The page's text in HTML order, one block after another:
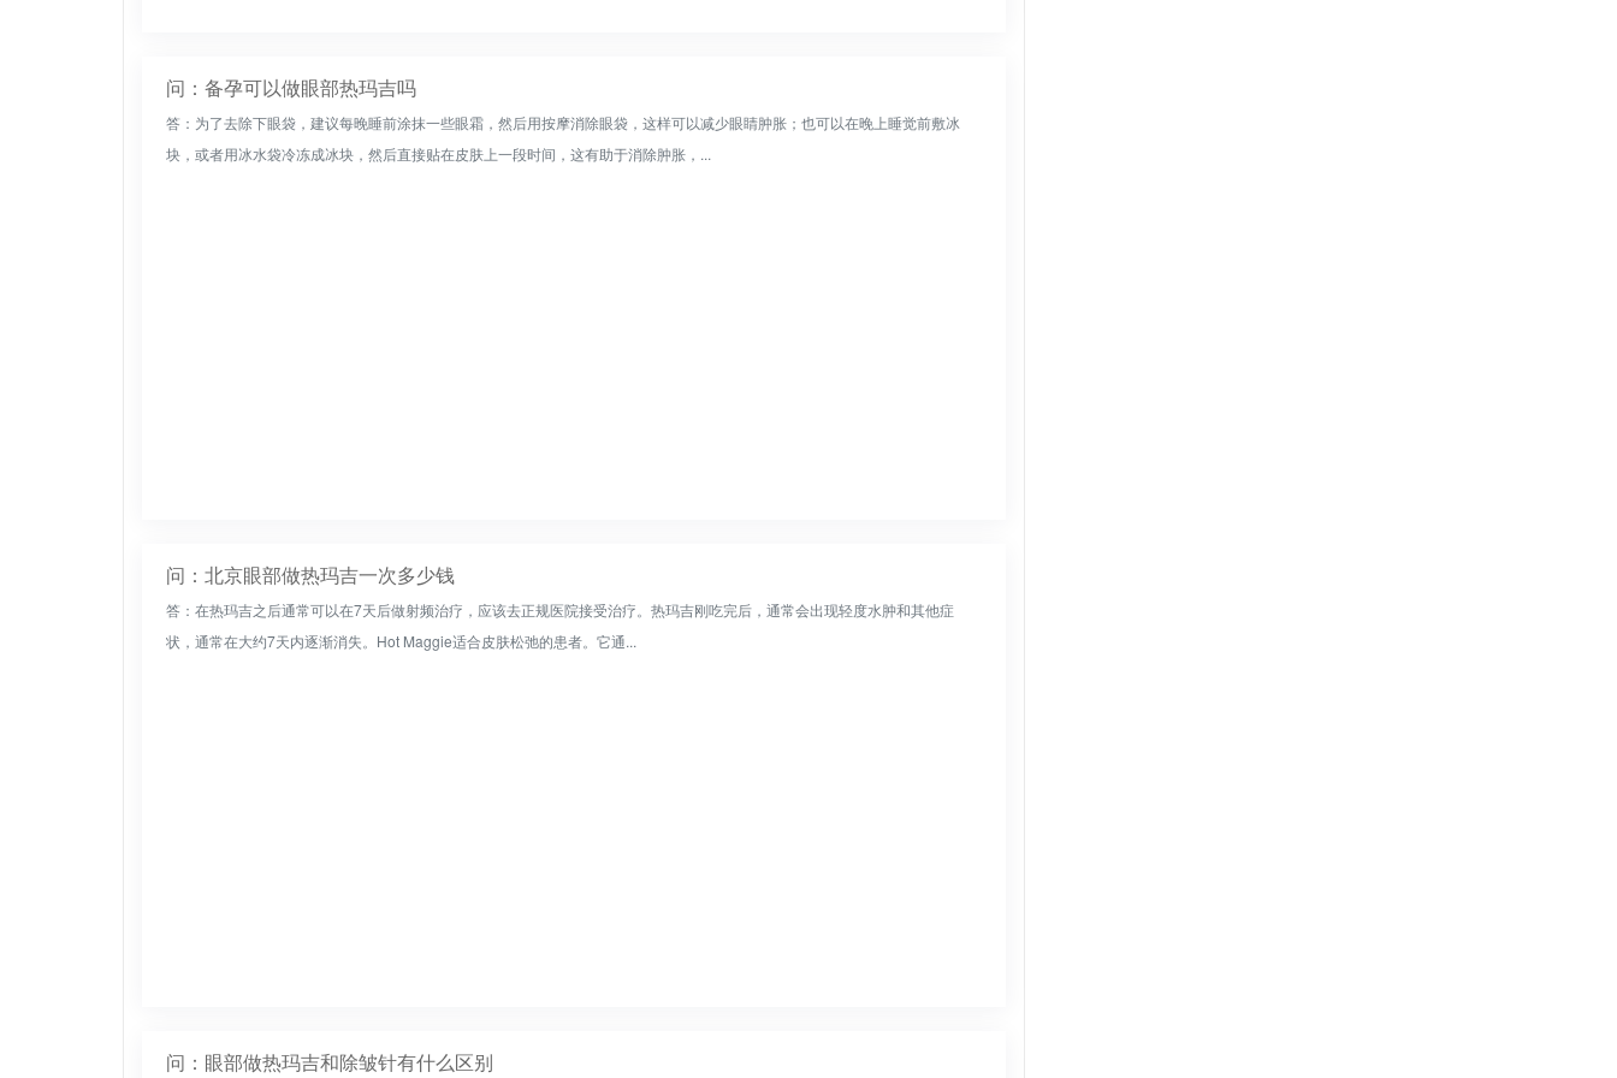
问：备孕可以做眼部热玛吉吗
答：为了去除下眼袋，建议每晚睡前涂抹一些眼霜，然后用按摩消除眼袋，这样可以减少眼睛肿胀；也可以在晚上睡觉前敷冰
块，或者用冰水袋冷冻成冰块，然后直接贴在皮肤上一段时间，这有助于消除肿胀，...
问：北京眼部做热玛吉一次多少钱
答：在热玛吉之后通常可以在7天后做射频治疗，应该去正规医院接受治疗。热玛吉刚吃完后，通常会出现轻度水肿和其他症
状，通常在大约7天内逐渐消失。Hot Maggie适合皮肤松弛的患者。它通...
问：眼部做热玛吉和除皱针有什么区别